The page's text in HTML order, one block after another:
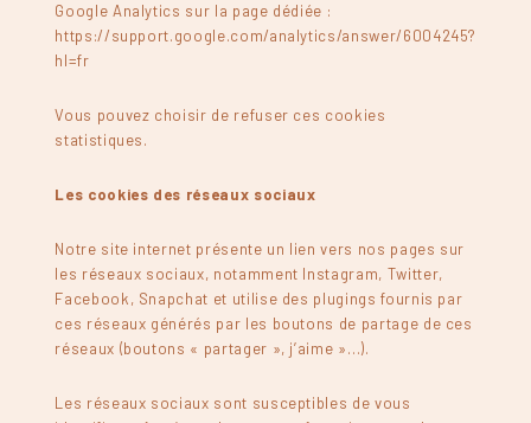
Google Analytics sur la page dédiée :
https://support.google.com/analytics/answer/6004245?
hl=fr
Vous pouvez choisir de refuser ces cookies
statistiques.
Les cookies des réseaux sociaux
Notre site internet présente un lien vers nos pages sur
les réseaux sociaux, notamment Instagram, Twitter,
Facebook, Snapchat et utilise des plugings fournis par
ces réseaux générés par les boutons de partage de ces
réseaux (boutons « partager », j’aime »…).
Les réseaux sociaux sont susceptibles de vous